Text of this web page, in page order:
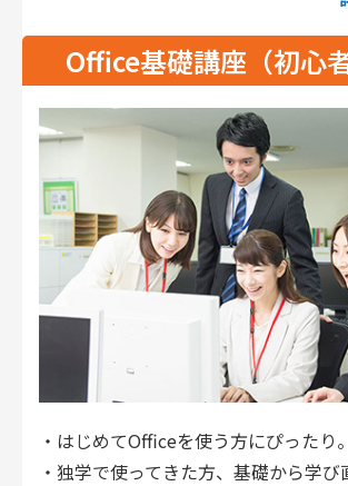
Office基礎講座（初心者
・はじめてOfficeを使う方にぴったり。
・独学で使ってきた方、基礎から学